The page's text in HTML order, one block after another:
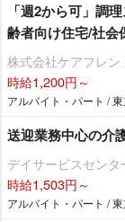
「週2から可」調
齢者向け住宅/社会
株式会社ケアフレ
時給1,200円～
アルバイト・パート /
送迎業務中心の介
デイサービスセンタ
時給1,503円～
アルバイト・パート /